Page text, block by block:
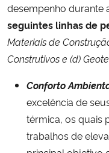
Ministério da Saúde
Ministério de Minas e Energia
Ministério da Ciência,
Ministério do Meio Ambiente
desempenho durante
seguintes linhas de
Materiais de
Construtivos e (d)
Conforto
excelência de
térmica, os quais
trabalhos de